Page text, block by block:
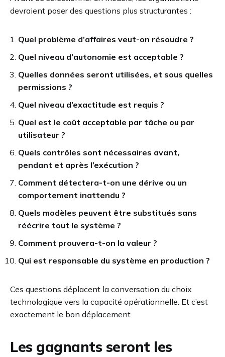
devraient poser des questions plus structurantes :
Quel problème d’affaires veut-on résoudre ?
Quel niveau d’autonomie est acceptable ?
Quelles données seront utilisées, et sous quelles
permissions ?
Quel niveau d’exactitude est requis ?
Quel est le coût acceptable par tâche ou par
utilisateur ?
Quels contrôles sont nécessaires avant,
pendant et après l’exécution ?
Comment détectera-t-on une dérive ou un
comportement inattendu ?
Quels modèles peuvent être substitués sans
réécrire tout le système ?
Comment prouvera-t-on la valeur ?
Qui est responsable du système en production ?
Ces questions déplacent la conversation du choix
technologique vers la capacité opérationnelle. Et c’est
exactement le bon déplacement.
Les gagnants seront les